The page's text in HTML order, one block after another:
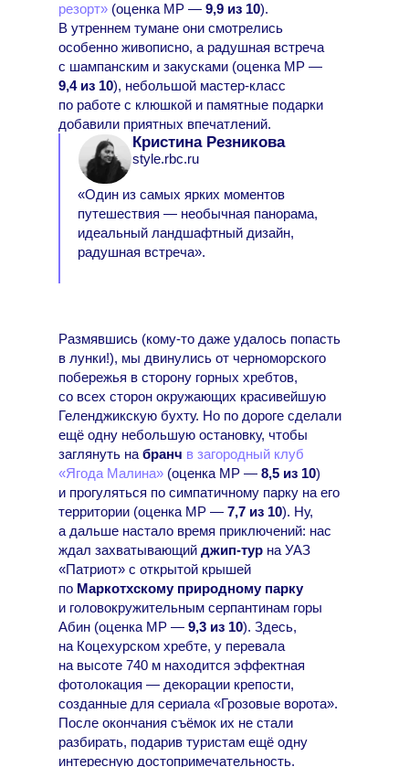
резорт» (оценка МР — 9,9 из 10).
В утреннем тумане они смотрелись
особенно живописно, а радушная встреча
с шампанским и закусками (оценка МР —
9,4 из 10), небольшой мастер-класс
по работе с клюшкой и памятные подарки
добавили приятных впечатлений.
Кристина Резникова
style.rbc.ru
«Один из самых ярких моментов
путешествия — необычная панорама,
идеальный ландшафтный дизайн,
радушная встреча».
Размявшись (кому-то даже удалось попасть
в лунки!), мы двинулись от черноморского
побережья в сторону горных хребтов,
со всех сторон окружающих красивейшую
Геленджикскую бухту. Но по дороге сделали
ещё одну небольшую остановку, чтобы
заглянуть на бранч в загородный клуб
«Ягода Малина» (оценка МР — 8,5 из 10)
и прогуляться по симпатичному парку на его
территории (оценка МР — 7,7 из 10). Ну,
а дальше настало время приключений: нас
ждал захватывающий джип-тур на УАЗ
«Патриот» с открытой крышей
по Маркотхскому природному парку
и головокружительным серпантинам горы
Абин (оценка МР — 9,3 из 10). Здесь,
на Коцехурском хребте, у перевала
на высоте 740 м находится эффектная
фотолокация — декорации крепости,
созданные для сериала «Грозовые ворота».
После окончания съёмок их не стали
разбирать, подарив туристам ещё одну
интересную достопримечательность.